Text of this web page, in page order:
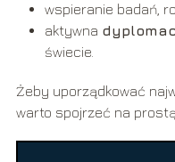
wspieranie badań,
aktywna
świecie.
Żeby uporządkować
warto spojrzeć na